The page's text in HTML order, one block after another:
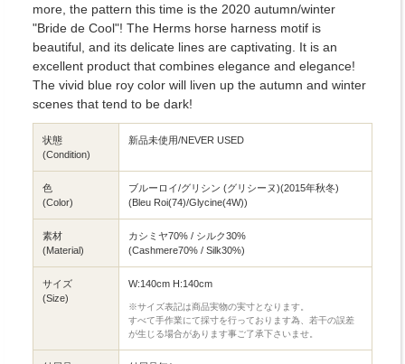
more, the pattern this time is the 2020 autumn/winter
"Bride de Cool"! The Herms horse harness motif is
beautiful, and its delicate lines are captivating. It is an
excellent product that combines elegance and elegance!
The vivid blue roy color will liven up the autumn and winter
scenes that tend to be dark!
状態
(Condition)
新品未使用/NEVER USED
色
(Color)
ブルーロイ/グリシン (グリシーヌ)(2015年秋冬)
(Bleu Roi(74)/Glycine(4W))
素材
(Material)
カシミヤ70% / シルク30%
(Cashmere70% / Silk30%)
サイズ
(Size)
W:140cm H:140cm
※サイズ表記は商品実物の実寸となります。
すべて手作業にて採寸を行っております為、若干の誤差
が生じる場合があります事ご了承下さいませ。